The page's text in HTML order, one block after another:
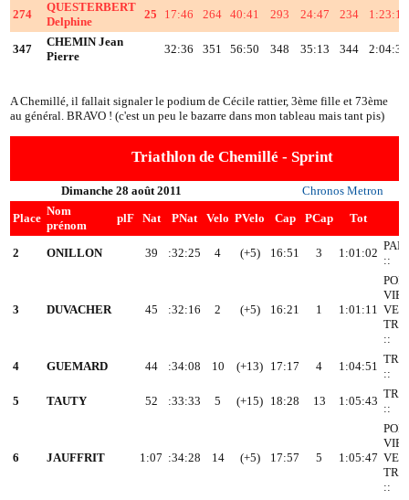
274
QUESTERBERT
Delphine
25 17:46 264 40:41 293 24:47 234 1:23:12
347
CHEMIN Jean
Pierre
32:36 351 56:50 348 35:13 344 2:04:38
A Chemillé, il fallait signaler le podium de Cécile rattier, 3ème fille et 73ème
au général. BRAVO ! (c'est un peu le bazarre dans mon tableau mais tant pis)
Triathlon de Chemillé - Sprint
Dimanche 28 août 2011 Chronos Metron
Place
Nom
prénom
plF Nat PNat Velo PVelo Cap PCap Tot
2 ONILLON 39 :32:25 4 (+5) 16:51 3 1:01:02
::
3 DUVACHER 45 :32:16 2 (+5) 16:21 1 1:01:11
VIE
::
4 GUEMARD 44 :34:08 10 (+13) 17:17 4 1:04:51
::
5 TAUTY 52 :33:33 5 (+15) 18:28 13 1:05:43
::
6 JAUFFRIT 1:07 :34:28 14 (+5) 17:57 5 1:05:47
VIE
::